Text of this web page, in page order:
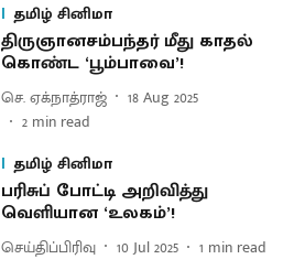
தமிழ் சினிமா
திருஞானசம்பந்தர் மீது காதல்
கொண்ட ‘பூம்பாவை’!
செ. ஏக்நாத்ராஜ்
18 Aug 2025
2 min read
தமிழ் சினிமா
பரிசுப் போட்டி அறிவித்து
வெளியான ‘உலகம்’!
செய்திப்பிரிவு 10 Jul 2025 1 min read